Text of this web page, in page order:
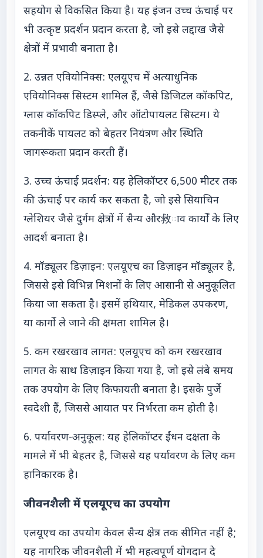
सहयोग से विकसित किया है। यह इंजन उच्च ऊंचाई पर
भी उत्कृष्ट प्रदर्शन प्रदान करता है, जो इसे लद्दाख जैसे
क्षेत्रों में प्रभावी बनाता है।
2. उन्नत एवियोनिक्स: एलयूएच में अत्याधुनिक
एवियोनिक्स सिस्टम शामिल हैं, जैसे डिजिटल कॉकपिट,
ग्लास कॉकपिट डिस्प्ले, और ऑटोपायलट सिस्टम। ये
तकनीकें पायलट को बेहतर नियंत्रण और स्थिति
जागरूकता प्रदान करती हैं।
3. उच्च ऊंचाई प्रदर्शन: यह हेलिकॉप्टर 6,500 मीटर तक
की ऊंचाई पर कार्य कर सकता है, जो इसे सियाचिन
ग्लेशियर जैसे दुर्गम क्षेत्रों में सैन्य और救ाव कार्यों के लिए
आदर्श बनाता है।
4. मॉड्यूलर डिज़ाइन: एलयूएच का डिज़ाइन मॉड्यूलर है,
जिससे इसे विभिन्न मिशनों के लिए आसानी से अनुकूलित
किया जा सकता है। इसमें हथियार, मेडिकल उपकरण,
या कार्गो ले जाने की क्षमता शामिल है।
5. कम रखरखाव लागत: एलयूएच को कम रखरखाव
लागत के साथ डिज़ाइन किया गया है, जो इसे लंबे समय
तक उपयोग के लिए किफायती बनाता है। इसके पुर्जे
स्वदेशी हैं, जिससे आयात पर निर्भरता कम होती है।
6. पर्यावरण-अनुकूल: यह हेलिकॉप्टर ईंधन दक्षता के
मामले में भी बेहतर है, जिससे यह पर्यावरण के लिए कम
हानिकारक है।
जीवनशैली में एलयूएच का उपयोग
एलयूएच का उपयोग केवल सैन्य क्षेत्र तक सीमित नहीं है;
यह नागरिक जीवनशैली में भी महत्वपूर्ण योगदान दे